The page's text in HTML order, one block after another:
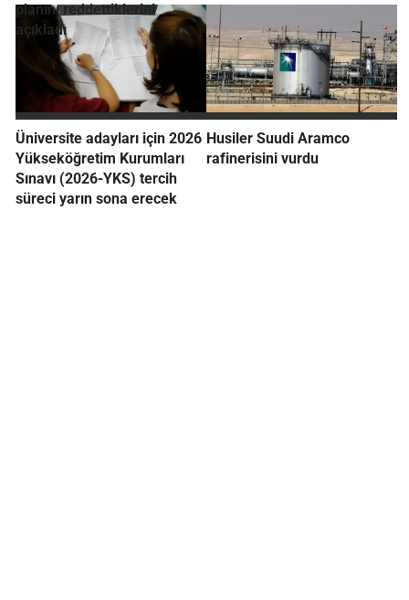
planını reddettiklerini
açıkladı
Üniversite adayları için 2026
Yükseköğretim Kurumları
Sınavı (2026-YKS) tercih
süreci yarın sona erecek
Husiler Suudi Aramco
rafinerisini vurdu